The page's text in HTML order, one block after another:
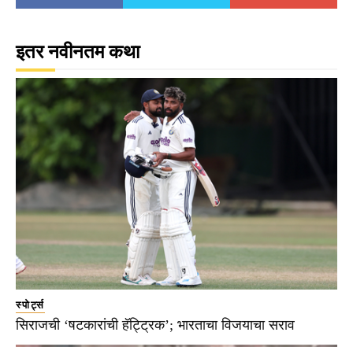
इतर नवीनतम कथा
स्पोर्ट्स
सिराजची ‘षटकारांची हॅट्ट्रिक’; भारताचा विजयाचा सराव